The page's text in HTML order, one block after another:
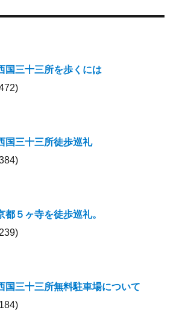
国三十三所を歩くには
国三十三所徒歩巡礼
都５ヶ寺を徒歩巡礼。
国三十三所無料駐車場について